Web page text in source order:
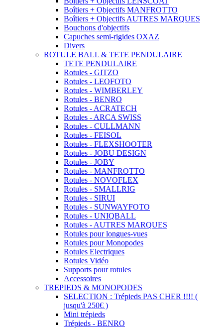
Boîtiers + Objectifs MANFROTTO
Boîtiers + Objectifs AUTRES MARQUES
Bouchons d'objectifs
Capuches semi-rigides OXAZ
Divers
ROTULE BALL & TETE PENDULAIRE
TETE PENDULAIRE
Rotules - GITZO
Rotules - LEOFOTO
Rotules - WIMBERLEY
Rotules - BENRO
Rotules - ACRATECH
Rotules - ARCA SWISS
Rotules - CULLMANN
Rotules - FEISOL
Rotules - FLEXSHOOTER
Rotules - JOBU DESIGN
Rotules - JOBY
Rotules - MANFROTTO
Rotules - NOVOFLEX
Rotules - SMALLRIG
Rotules - SIRUI
Rotules - SUNWAYFOTO
Rotules - UNIQBALL
Rotules - AUTRES MARQUES
Rotules pour longues-vues
Rotules pour Monopodes
Rotules Electriques
Rotules Vidéo
Supports pour rotules
Accessoires
TREPIEDS & MONOPODES
SELECTION : Trépieds PAS CHER !!!! (
jusqu'à 250€ )
Mini trépieds
Trépieds - BENRO